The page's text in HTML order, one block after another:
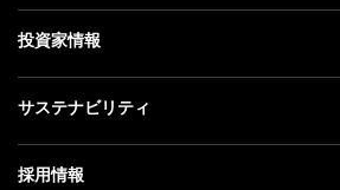
更新情報
社長メッセージ
事業紹介
理念・ビジョン・戦略 トップ
成長戦略「Activate AI for Society」
人材戦略
投資家情報
投資家情報 トップ
経営方針
サステナビリティ
サステナビリティ トップ
採用情報